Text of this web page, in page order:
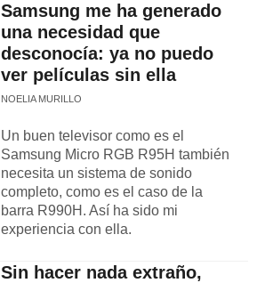
Samsung me ha generado
una necesidad que
desconocía: ya no puedo
ver películas sin ella
NOELIA MURILLO
Un buen televisor como es el
Samsung Micro RGB R95H también
necesita un sistema de sonido
completo, como es el caso de la
barra R990H. Así ha sido mi
experiencia con ella.
Sin hacer nada extraño,